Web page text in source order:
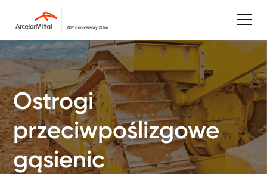
Ostrogi
przeciwpoślizgowe
gąsienic